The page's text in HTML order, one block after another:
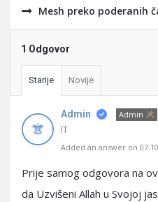
Mesh preko poderanih
1 Odgovor
Starije Novije
Admin Admin
IT
Added an answer on
Prije samog odgovora na
da Uzvišeni Allah u Svojoj